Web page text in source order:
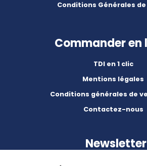
Conditions Générales
Commander en
TDI en 1 clic
Mentions légales
Conditions générales de
Contactez-nous
Newsletter